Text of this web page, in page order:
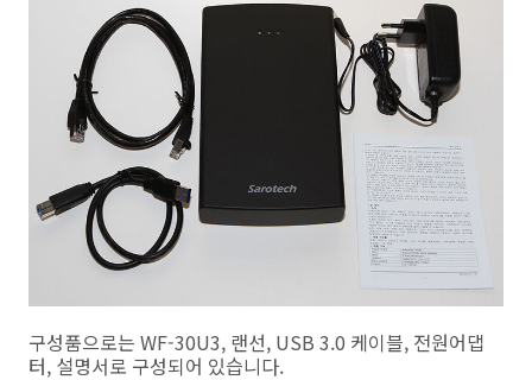
구성품으로는 WF-30U3, 랜선, USB 3.0 케이블, 전원어댑
터, 설명서로 구성되어 있습니다.